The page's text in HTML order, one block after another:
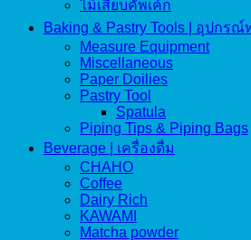
ไม้เสียบคัพเค้ก
Baking & Pastry Tools | อุปกร
Measure Equipment
Miscellaneous
Paper Doilies
Pastry Tool
Spatula
Piping Tips & Piping Bags
Beverage | เครื่องดื่ม
CHAHO
Coffee
Dairy Rich
KAWAMI
Matcha powder